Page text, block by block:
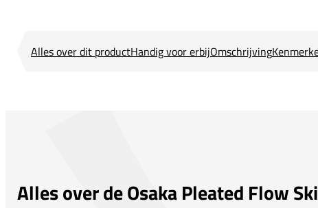
Alles over dit productHandig voor erbijOmschrijving
Alles over de Osaka Pleated Flow